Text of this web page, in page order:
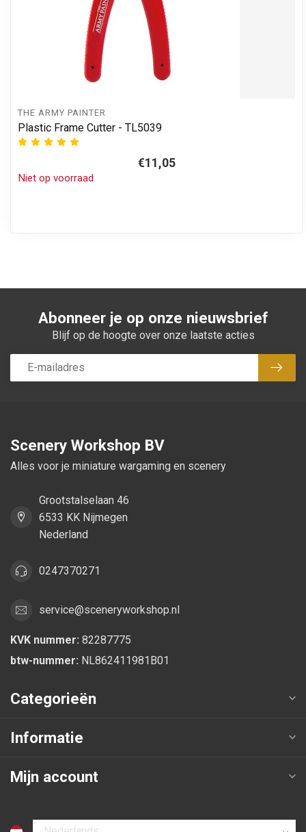
THE ARMY PAINTER
Plastic Frame Cutter - TL5039
€11,05
Niet op voorraad
Abonneer je op onze nieuwsbrief
Blijf op de hoogte over onze laatste acties
Scenery Workshop BV
Alles voor je miniature wargaming en scenery
Grootstalselaan 46
6533 KK Nijmegen
Nederland
0247370271
service@sceneryworkshop.nl
KVK nummer: 82287775
btw-nummer: NL862411981B01
Categorieën
Informatie
Mijn account